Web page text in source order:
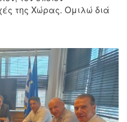
Δ.
καλός
Μύλος
απ’
όλα
σε
της Χώρας. Ομιλώ διά